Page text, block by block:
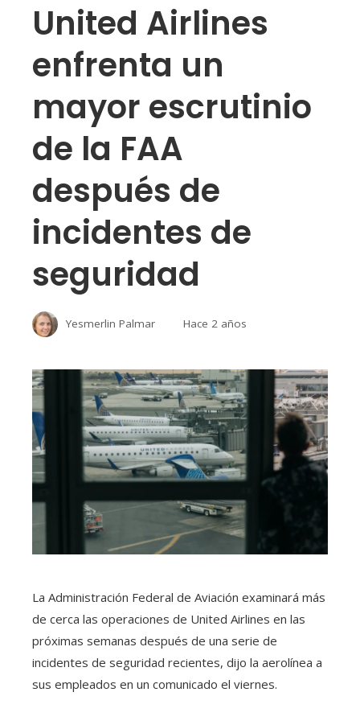
United Airlines
enfrenta un
mayor escrutinio
de la FAA
después de
incidentes de
seguridad
Yesmerlin Palmar Hace 2 años
La Administración Federal de Aviación examinará más
de cerca las operaciones de United Airlines en las
próximas semanas después de una serie de
incidentes de seguridad recientes, dijo la aerolínea a
sus empleados en un comunicado el viernes.